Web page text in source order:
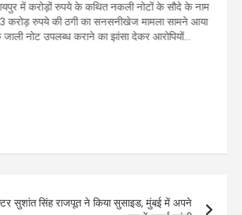
करोड़ों रुपये के कथित नकली नोटों के सौदे के नाम पर
रुपये की ठगी का सनसनीखेज मामला सामने आया है।
उपलब्ध कराने का झांसा देकर आरोपियों...
सुशांत सिंह राजपूत ने किया सुसाइड, मुंबई में अपने